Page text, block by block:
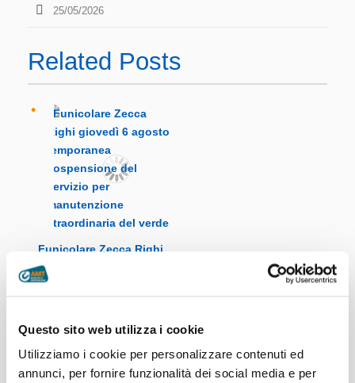
Questo sito web utilizza i cookie
Utilizziamo i cookie per personalizzare contenuti ed
annunci, per fornire funzionalità dei social media e per
25/05/2026
Related Posts
Funicolare Zecca Righi
giovedì 6 agosto
temporanea sospensione
manutenzione